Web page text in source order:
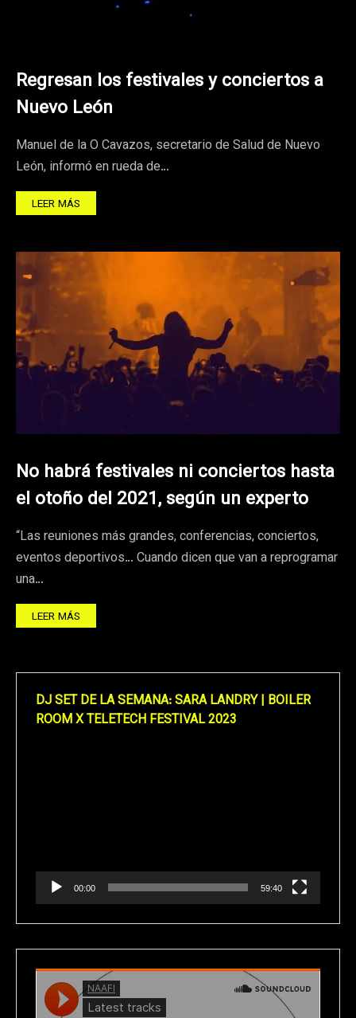
Regresan los festivales y conciertos a
Nuevo León
Manuel de la O Cavazos, secretario de Salud de Nuevo
León, informó en rueda de…
LEER MÁS
No habrá festivales ni conciertos hasta
el otoño del 2021, según un experto
“Las reuniones más grandes, conferencias, conciertos,
eventos deportivos… Cuando dicen que van a reprogramar
una…
LEER MÁS
DJ SET DE LA SEMANA: SARA LANDRY | BOILER
ROOM X TELETECH FESTIVAL 2023
00:00 59:40